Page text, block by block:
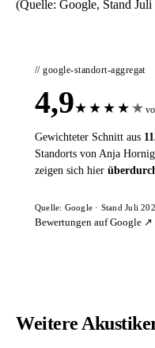
(Quelle: Google, Stand Juli
// google-standort-aggregat
4,9★ ★ ★ ★ ★
Gewichteter Schnitt aus
Standorts von Anja
zeigen sich hier
Quelle: Google · Stand Juli
Bewertungen auf Google ↗
Weitere